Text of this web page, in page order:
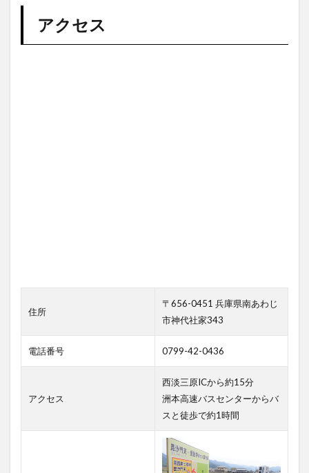
アクセス
住所
〒656-0451 兵庫県南あわじ
市神代社家343
電話番号 0799-42-0436
アクセス
西淡三原ICから約15分
洲本高速バスセンターからバ
スと徒歩で約1時間